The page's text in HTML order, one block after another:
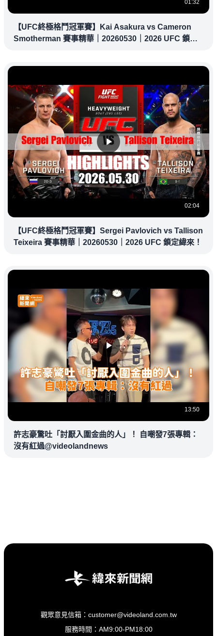
01:32
【UFC終極格鬥冠軍賽】Kai Asakura vs Cameron
Smotherman 賽事精華｜20260530｜2026 UFC 鎖定
02:04
【UFC終極格鬥冠軍賽】Sergei Pavlovich vs Tallison
Teixeira 賽事精華｜20260530｜2026 UFC 鎖定緯來！
13:50
許志豪驚吐「討厭入圍金曲的人」！ 自嘲發7張專輯：
沒有紅過@videolandnews
觀眾意見信箱：customer@videoland.com.tw
服務時間：AM9:00-PM18:00